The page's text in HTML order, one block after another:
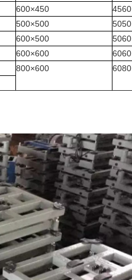
4560
450×600
5050
500×500
5060
500×600
6060
600×600
6080
600×800